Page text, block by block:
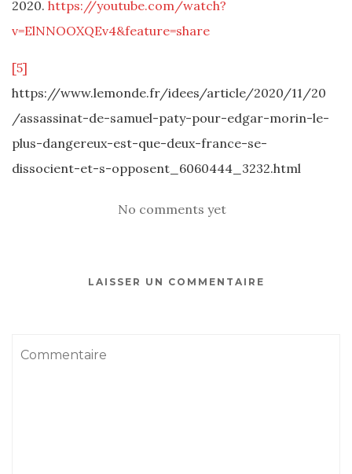
2020. https://youtube.com/watch?
v=ElNNOOXQEv4&feature=share
[5]
https://www.lemonde.fr/idees/article/2020/11/20
/assassinat-de-samuel-paty-pour-edgar-morin-le-
plus-dangereux-est-que-deux-france-se-
dissocient-et-s-opposent_6060444_3232.html
No comments yet
LAISSER UN COMMENTAIRE